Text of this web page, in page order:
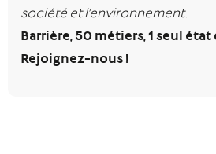
société et l’environnement.
Barrière, 50 métiers, 1 seul état
Rejoignez-nous !